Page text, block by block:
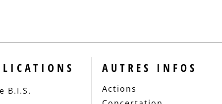
B.I.S.
AUTRES INFOS
Actions